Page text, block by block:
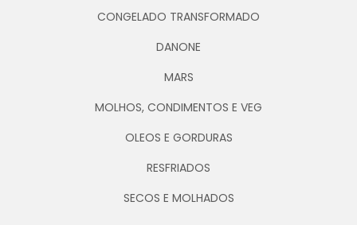
CONGELADO TRANSFORMADO
DANONE
MARS
MOLHOS, CONDIMENTOS E VEG
OLEOS E GORDURAS
RESFRIADOS
SECOS E MOLHADOS